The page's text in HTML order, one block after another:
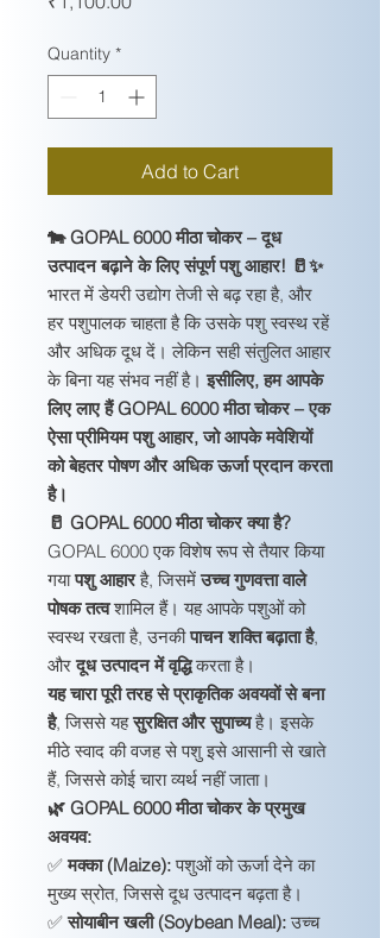
Quantity *
Add to Cart
🐄 GOPAL 6000 मीठा चोकर – दूध
उत्पादन बढ़ाने के लिए संपूर्ण पशु आहार! 🥛✨
भारत में डेयरी उद्योग तेजी से बढ़ रहा है, और
हर पशुपालक चाहता है कि उसके पशु स्वस्थ रहें
और अधिक दूध दें। लेकिन सही संतुलित आहार
के बिना यह संभव नहीं है।इसीलिए, हम आपके
लिए लाए हैं GOPAL 6000 मीठा चोकर – एक
ऐसा प्रीमियम पशु आहार, जो आपके मवेशियों
को बेहतर पोषण और अधिक ऊर्जा प्रदान करता
है।
🥛 GOPAL 6000 मीठा चोकर क्या है?
GOPAL 6000 एक विशेष रूप से तैयार किया
गयापशु आहारहै, जिसमेंउच्च गुणवत्ता वाले
पोषक तत्वशामिल हैं। यह आपके पशुओं को
स्वस्थ रखता है, उनकीपाचन शक्ति बढ़ाता है,
औरदूध उत्पादन में वृद्धिकरता है।
यह चारा पूरी तरह से प्राकृतिक अवयवों से बना
है, जिससे यहसुरक्षित और सुपाच्यहै। इसके
मीठे स्वाद की वजह से पशु इसे आसानी से खाते
हैं, जिससे कोई चारा व्यर्थ नहीं जाता।
🌿 GOPAL 6000 मीठा चोकर के प्रमुख
अवयव:
✅मक्का (Maize):पशुओं को ऊर्जा देने का
मुख्य स्रोत, जिससे दूध उत्पादन बढ़ता है।
✅सोयाबीन खली (Soybean Meal):उच्च